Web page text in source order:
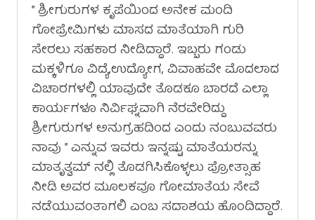
” ಶ್ರೀಗುರುಗಳ ಕೃಪೆಯಿಂದ ಅನೇಕ ಮಂದಿ
ಗೋಪ್ರೇಮಿಗಳು ಮಾಸದ ಮಾತೆಯಾಗಿ ಗುರಿ
ಸೇರಲು ಸಹಕಾರ ನೀಡಿದ್ದಾರೆ. ಇಬ್ಬರು ಗಂಡು
ಮಕ್ಕಳಿಗೂ ವಿದ್ಯೆ,ಉದ್ಯೋಗ, ವಿವಾಹವೇ ಮೊದಲಾದ
ವಿಚಾರಗಳಲ್ಲಿ ಯಾವುದೇ ತೊಡಕೂ ಬಾರದೆ ಎಲ್ಲಾ
ಕಾರ್ಯಗಳೂ ನಿರ್ವಿಘ್ನವಾಗಿ ನೆರವೇರಿದ್ದು
ಶ್ರೀಗುರುಗಳ ಅನುಗ್ರಹದಿಂದ ಎಂದು ನಂಬುವವರು
ನಾವು ” ಎನ್ನುವ ಇವರು ಇನ್ನಷ್ಟು ಮಾತೆಯರನ್ನು
ಮಾತೃತ್ವಮ್ ನಲ್ಲಿ ತೊಡಗಿಸಿಕೊಳ್ಳಲು ಪ್ರೋತ್ಸಾಹ
ನೀಡಿ ಅವರ ಮೂಲಕವೂ ಗೋಮಾತೆಯ ಸೇವೆ
ನಡೆಯುವಂತಾಗಲಿ ಎಂಬ ಸದಾಶಯ ಹೊಂದಿದ್ದಾರೆ.